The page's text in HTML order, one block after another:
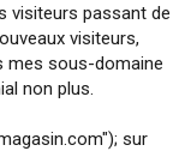
visiteurs passant de
visiteurs,
mes sous-domaine
non plus.
sur